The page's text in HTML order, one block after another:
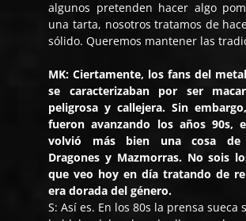
algunos pretenden hacer algo
una tarta, nosotros tratamos de
sólido. Queremos mantener las
MK: Ciertamente, los fans del
se caracterizaban por ser
peligrosa y callejera. Sin
fueron avanzando los años 90s,
volvió más bien una cosa
Dragones y Mazmorras. No sois
que veo hoy en día tratando de
era dorada del género.
S: Así es. En los 80s la prensa sueca